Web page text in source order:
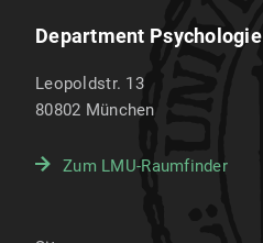
Department Psychologie
Leopoldstr. 13
80802 München
Zum LMU-Raumfinder